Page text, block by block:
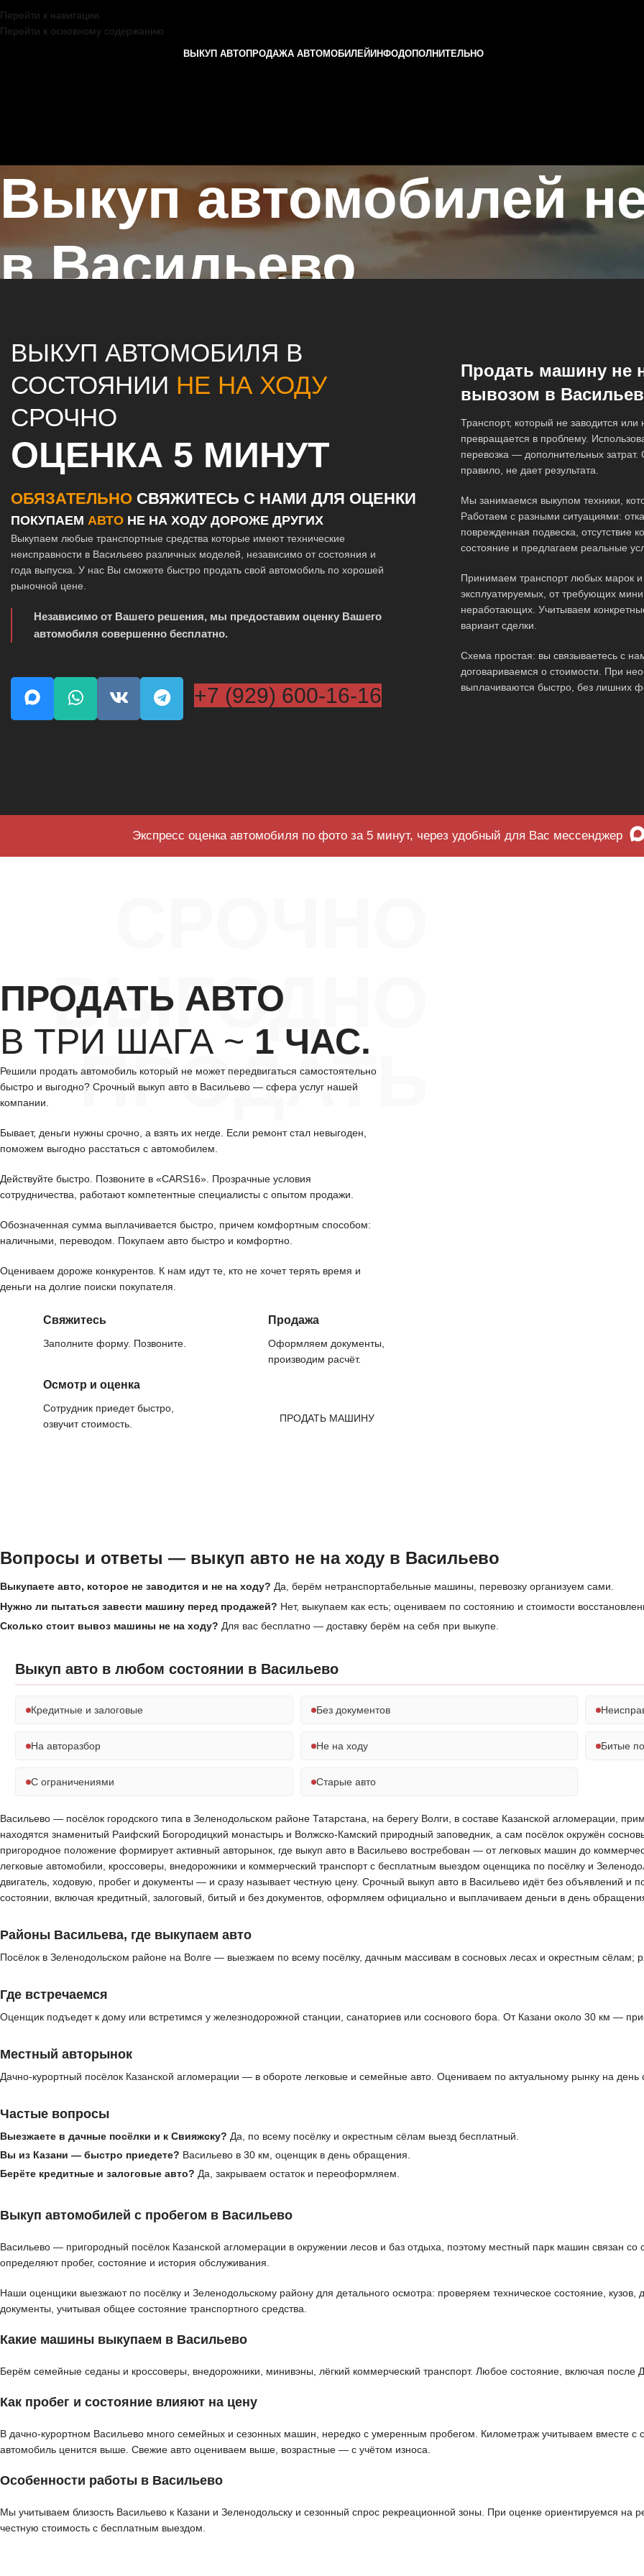
Перейти к навигации
Перейти к основному содержанию
ВЫКУП АВТОПРОДАЖА АВТОМОБИЛЕЙ ИНФОДОПОЛНИТЕЛЬНО
Выкуп автомобилей
в Васильево
ВЫКУП АВТОМОБИЛЯ В
СОСТОЯНИИ НЕ НА ХОДУ
СРОЧНО
ОЦЕНКА 5 МИНУТ
ОБЯЗАТЕЛЬНО СВЯЖИТЕСЬ С НАМИ ДЛЯ ОЦЕНКИ
ПОКУПАЕМ АВТО НЕ НА ХОДУ ДОРОЖЕ ДРУГИХ
Выкупаем любые транспортные средства которые имеют технические
неисправности в Васильево различных моделей, независимо от состояния и
года выпуска. У нас Вы сможете быстро продать свой автомобиль по хорошей
рыночной цене.
Независимо от Вашего решения, мы предоставим оценку Вашего
автомобиля совершенно бесплатно.
+7 (929) 600-16-16
Продать машину не
вывозом в
Транспорт, который не заводится
превращается в проблему.
перевозка — дополнительных
правило, не дает результата.
Мы занимаемся выкупом техники,
Работаем с разными ситуациями:
поврежденная подвеска, отсутствие
состояние и предлагаем реальные
Принимаем транспорт любых марок и
эксплуатируемых, от требующих
неработающих. Учитываем
вариант сделки.
Схема простая: вы связываетесь с
договариваемся о стоимости. При
выплачиваются быстро, без лишних
Экспресс оценка автомобиля по фото за 5 минут, через удобный для Вас мессенджер
ВЫГОДНО
ПРОДАТЬ
ПРОДАТЬ АВТО
В ТРИ ШАГА ~ 1 ЧАС.
Решили продать автомобиль который не может передвигаться самостоятельно
быстро и выгодно? Срочный выкуп авто в Васильево — сфера услуг нашей
компании.
Бывает, деньги нужны срочно, а взять их негде. Если ремонт стал невыгоден,
поможем выгодно расстаться с автомобилем.
Действуйте быстро. Позвоните в «CARS16». Прозрачные условия
сотрудничества, работают компетентные специалисты с опытом продажи.
Обозначенная сумма выплачивается быстро, причем комфортным способом:
наличными, переводом. Покупаем авто быстро и комфортно.
Оцениваем дороже конкурентов. К нам идут те, кто не хочет терять время и
деньги на долгие поиски покупателя.
Свяжитесь
Заполните форму. Позвоните.
Осмотр и оценка
Сотрудник приедет быстро,
озвучит стоимость.
Продажа
Оформляем документы,
производим расчёт.
ПРОДАТЬ МАШИНУ
Вопросы и ответы — выкуп авто не на ходу в Васильево
Выкупаете авто, которое не заводится и не на ходу? Да, берём нетранспортабельные машины, перевозку организуем сами.
Нужно ли пытаться завести машину перед продажей? Нет, выкупаем как есть; оцениваем по состоянию и стоимости
Сколько стоит вывоз машины не на ходу? Для вас бесплатно — доставку берём на себя при выкупе.
Выкуп авто в любом состоянии в Васильево
Кредитные и залоговые Без документов
На авторазбор Не на ходу Битые
С ограничениями Старые авто
Васильево — посёлок городского типа в Зеленодольском районе Татарстана, на берегу Волги, в составе Казанской агломерации,
находятся знаменитый Раифский Богородицкий монастырь и Волжско-Камский природный заповедник, а сам посёлок окружён
пригородное положение формирует активный авторынок, где выкуп авто в Васильево востребован — от легковых машин до
легковые автомобили, кроссоверы, внедорожники и коммерческий транспорт с бесплатным выездом оценщика по посёлку и
двигатель, ходовую, пробег и документы — и сразу называет честную цену. Срочный выкуп авто в Васильево идёт без объявлений
состоянии, включая кредитный, залоговый, битый и без документов, оформляем официально и выплачиваем деньги в день
Районы Васильева, где выкупаем авто
Посёлок в Зеленодольском районе на Волге — выезжаем по всему посёлку, дачным массивам в сосновых лесах и окрестным сёлам;
Где встречаемся
Оценщик подъедет к дому или встретимся у железнодорожной станции, санаториев или соснового бора. От Казани около 30 км —
Местный авторынок
Дачно-курортный посёлок Казанской агломерации — в обороте легковые и семейные авто. Оцениваем по актуальному рынку на
Частые вопросы
Выезжаете в дачные посёлки и к Свияжску? Да, по всему посёлку и окрестным сёлам выезд бесплатный.
Вы из Казани — быстро приедете? Васильево в 30 км, оценщик в день обращения.
Берёте кредитные и залоговые авто? Да, закрываем остаток и переоформляем.
Выкуп автомобилей с пробегом в Васильево
Васильево — пригородный посёлок Казанской агломерации в окружении лесов и баз отдыха, поэтому местный парк машин связан
определяют пробег, состояние и история обслуживания.
Наши оценщики выезжают по посёлку и Зеленодольскому району для детального осмотра: проверяем техническое состояние, кузов,
документы, учитывая общее состояние транспортного средства.
Какие машины выкупаем в Васильево
Берём семейные седаны и кроссоверы, внедорожники, минивэны, лёгкий коммерческий транспорт. Любое состояние, включая после
Как пробег и состояние влияют на цену
В дачно-курортном Васильево много семейных и сезонных машин, нередко с умеренным пробегом. Километраж учитываем вместе с
автомобиль ценится выше. Свежие авто оцениваем выше, возрастные — с учётом износа.
Особенности работы в Васильево
Мы учитываем близость Васильево к Казани и Зеленодольску и сезонный спрос рекреационной зоны. При оценке ориентируемся на
честную стоимость с бесплатным выездом.